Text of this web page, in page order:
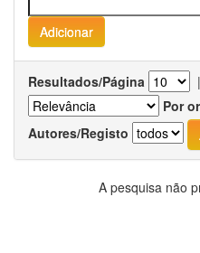
Resultados/Página |
Por
Autores/Registo
A pesquisa não